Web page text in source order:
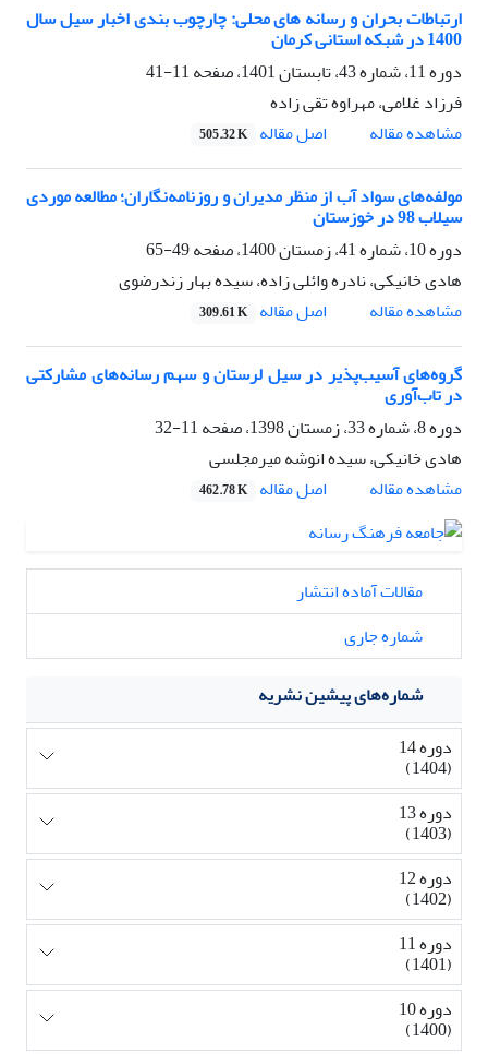
ارتباطات بحران و رسانه های محلی: چارچوب بندی اخبار سیل سال
1400 در شبکه استانی کرمان
دوره 11، شماره 43، تابستان 1401، صفحه
11-41
فرزاد غلامی، مهراوه تقی زاده
مشاهده مقاله
اصل مقاله 505.32 K
مولفه‌های سواد آب از منظر مدیران و روزنامه‌نگاران؛ مطالعه موردی
سیلاب 98 در خوزستان
دوره 10، شماره 41، زمستان 1400، صفحه
49-65
هادی خانیکی، نادره وائلی زاده، سیده بهار زندرضوی
مشاهده مقاله
اصل مقاله 309.61 K
گروه‌های آسیب‌پذیر در سیل لرستان و سهم رسانه‌های مشارکتی
در تاب‌آوری
دوره 8، شماره 33، زمستان 1398، صفحه
11-32
هادی خانیکی، سیده انوشه میرمجلسی
مشاهده مقاله
اصل مقاله 462.78 K
مقالات آماده انتشار
شماره جاری
شماره‌های پیشین نشریه
دوره 14
(1404)
دوره 13
(1403)
دوره 12
(1402)
دوره 11
(1401)
دوره 10
(1400)